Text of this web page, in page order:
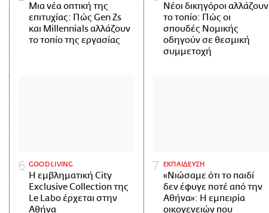
Μια νέα οπτική της
επιτυχίας: Πώς Gen Zs
και Millennials αλλάζουν
το τοπίο της εργασίας
Νέοι δικηγόροι αλλάζουν
το τοπίο: Πώς οι
σπουδές Νομικής
οδηγούν σε θεσμική
συμμετοχή
GOOD LIVING
Η εμβληματική City
Exclusive Collection της
Le Labo έρχεται στην
Αθήνα
ΕΚΠΑΙΔΕΥΣΗ
«Νιώσαμε ότι το παιδί
δεν έφυγε ποτέ από την
Αθήνα»: Η εμπειρία
οικογενειών που